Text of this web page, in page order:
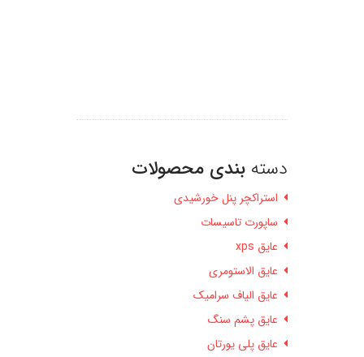
دسته بندی محصولات
استراکچر پنل خورشیدی
ساپورت تاسیسات
عایق xps
عایق الاستومری
عایق الیاف سرامیک
عایق پشم سنگ
عایق پلی یورتان